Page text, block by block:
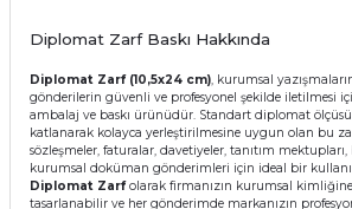
Diplomat Zarf Baskı Hakkında
Diplomat Zarf (10,5x24 cm), kurumsal
gönderilerin güvenli ve profesyonel şekilde iletilmesi
ambalaj ve baskı ürünüdür. Standart diplomat ölçüsü
katlanarak kolayca yerleştirilmesine uygun olan bu
sözleşmeler, faturalar, davetiyeler, tanıtım mektupları,
kurumsal doküman gönderimleri için ideal bir
Diplomat Zarfolarak firmanızın kurumsal
tasarlanabilir ve her gönderimde markanızın